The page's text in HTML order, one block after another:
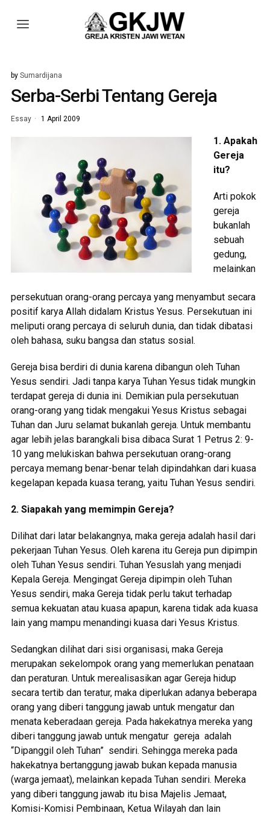
by Sumardijana
Serba-Serbi Tentang Gereja
Essay 1 April 2009
1. Apakah
Gereja
itu?
Arti pokok
gereja
bukanlah
sebuah
gedung,
melainkan
persekutuan orang-orang percaya yang menyambut secara
positif karya Allah didalam Kristus Yesus. Persekutuan ini
meliputi orang percaya di seluruh dunia, dan tidak dibatasi
oleh bahasa, suku bangsa dan status sosial.
Gereja bisa berdiri di dunia karena dibangun oleh Tuhan
Yesus sendiri. Jadi tanpa karya Tuhan Yesus tidak mungkin
terdapat gereja di dunia ini. Demikian pula persekutuan
orang-orang yang tidak mengakui Yesus Kristus sebagai
Tuhan dan Juru selamat bukanlah gereja. Untuk membantu
agar lebih jelas barangkali bisa dibaca Surat 1 Petrus 2: 9-
10 yang melukiskan bahwa persekutuan orang-orang
percaya memang benar-benar telah dipindahkan dari kuasa
kegelapan kepada kuasa terang, yaitu Tuhan Yesus sendiri.
2. Siapakah yang memimpin Gereja?
Dilihat dari latar belakangnya, maka gereja adalah hasil dari
pekerjaan Tuhan Yesus. Oleh karena itu Gereja pun dipimpin
oleh Tuhan Yesus sendiri. Tuhan Yesuslah yang menjadi
Kepala Gereja. Mengingat Gereja dipimpin oleh Tuhan
Yesus sendiri, maka Gereja tidak perlu takut terhadap
semua kekuatan atau kuasa apapun, karena tidak ada kuasa
lain yang mampu menandingi kuasa dari Yesus Kristus.
Sedangkan dilihat dari sisi organisasi, maka Gereja
merupakan sekelompok orang yang memerlukan penataan
dan peraturan. Untuk merealisasikan agar Gereja hidup
secara tertib dan teratur, maka diperlukan adanya beberapa
orang yang diberi tanggung jawab untuk mengatur dan
menata keberadaan gereja. Pada hakekatnya mereka yang
diberi tanggung jawab untuk mengatur gereja adalah
“Dipanggil oleh Tuhan” sendiri. Sehingga mereka pada
hakekatnya bertanggung jawab bukan kepada manusia
(warga jemaat), melainkan kepada Tuhan sendiri. Mereka
yang diberi tanggung jawab itu bisa Majelis Jemaat,
Komisi-Komisi Pembinaan, Ketua Wilayah dan lain